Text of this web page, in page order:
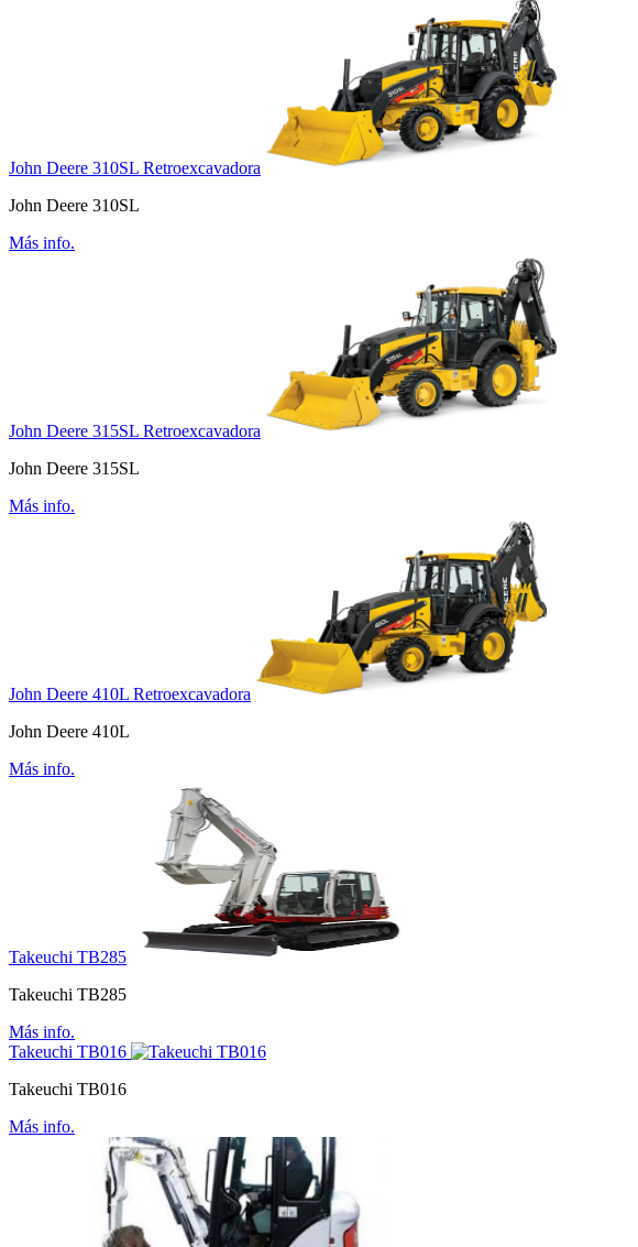
John Deere 310SL Retroexcavadora
John Deere 310SL
Más info.
John Deere 315SL Retroexcavadora
John Deere 315SL
Más info.
John Deere 410L Retroexcavadora
John Deere 410L
Más info.
Takeuchi TB285
Takeuchi TB285
Más info.
Takeuchi TB016
Takeuchi TB016
Más info.